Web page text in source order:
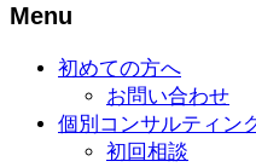
Menu
初めての方へ
お問い合わせ
個別コンサルティン
初回相談